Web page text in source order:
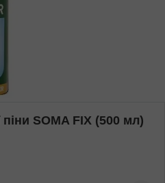
SOMA FIX (500 мл)